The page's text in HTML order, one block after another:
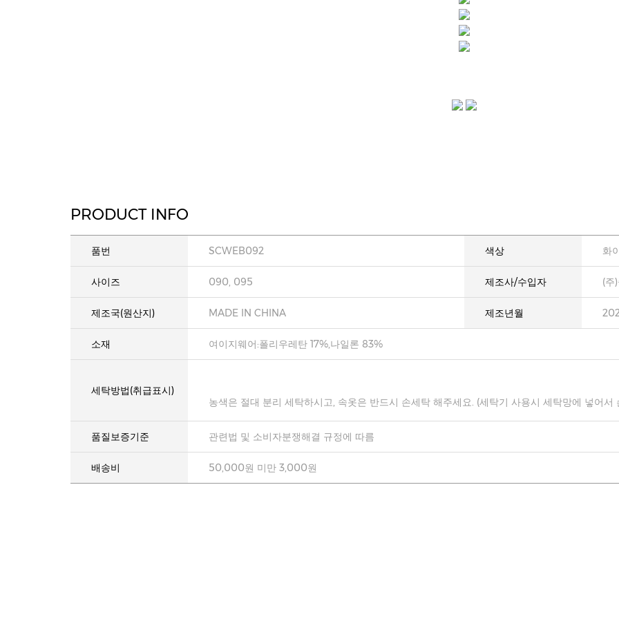
PRODUCT INFO
품번 SCWEB092 색상 화
사이즈 090, 095 제조사/수입자 (주
제조국(원산지) MADE IN CHINA 제조년월
소재 여이지웨어:폴리우레탄 17%,나일론 83%
세탁방법(취급표시)
농색은 절대 분리 세탁하시고, 속옷은 반드시 손세탁 해주세요. (세탁기 사용시 세탁망에 넣어서
품질보증기준 관련법 및 소비자분쟁해결 규정에 따름
배송비 50,000원 미만 3,000원